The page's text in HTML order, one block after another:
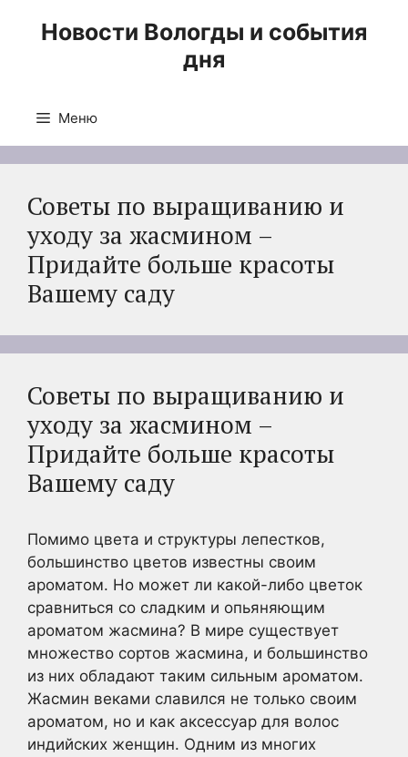
Новости Вологды и события
дня
Меню
Советы по выращиванию и
уходу за жасмином –
Придайте больше красоты
Вашему саду
Советы по выращиванию и
уходу за жасмином –
Придайте больше красоты
Вашему саду
Помимо цвета и структуры лепестков,
большинство цветов известны своим
ароматом. Но может ли какой-либо цветок
сравниться со сладким и опьяняющим
ароматом жасмина? В мире существует
множество сортов жасмина, и большинство
из них обладают таким сильным ароматом.
Жасмин веками славился не только своим
ароматом, но и как аксессуар для волос
индийских женщин. Одним из многих